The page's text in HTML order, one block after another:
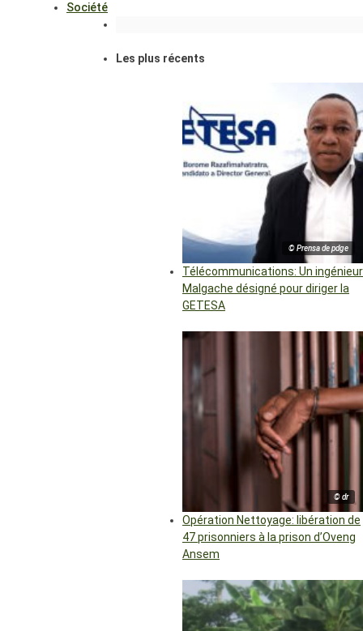
Société
Les plus récents
© Prensa de pdge
Télécommunications: Un ingénieur
Malgache désigné pour diriger la
GETESA
© dr
Opération Nettoyage: libération de
47 prisonniers à la prison d’Oveng
Ansem